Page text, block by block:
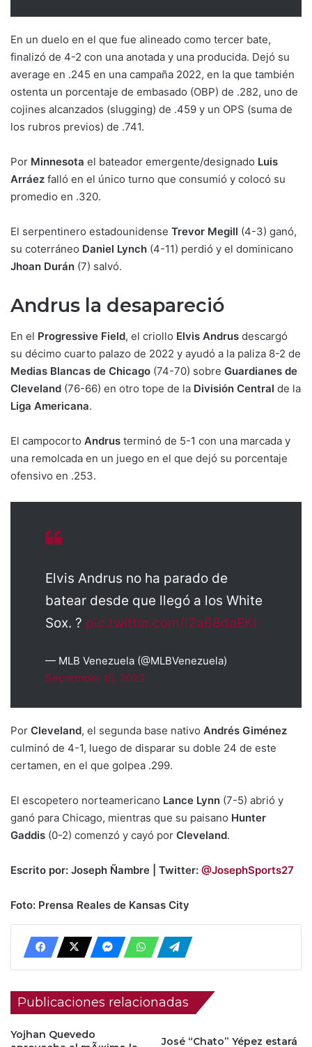
En un duelo en el que fue alineado como tercer bate,
finalizó de 4-2 con una anotada y una producida. Dejó su
average en .245 en una campaña 2022, en la que también
ostenta un porcentaje de embasado (OBP) de .282, uno de
cojines alcanzados (slugging) de .459 y un OPS (suma de
los rubros previos) de .741.
Por Minnesota el bateador emergente/designado Luis
Arráez falló en el único turno que consumió y colocó su
promedio en .320.
El serpentinero estadounidense Trevor Megill (4-3) ganó,
su coterráneo Daniel Lynch (4-11) perdió y el dominicano
Jhoan Durán (7) salvó.
Andrus la desapareció
En el Progressive Field, el criollo Elvis Andrus descargó
su décimo cuarto palazo de 2022 y ayudó a la paliza 8-2 de
Medias Blancas de Chicago (74-70) sobre Guardianes de
Cleveland (76-66) en otro tope de la División Central de la
Liga Americana.
El campocorto Andrus terminó de 5-1 con una marcada y
una remolcada en un juego en el que dejó su porcentaje
ofensivo en .253.
Elvis Andrus no ha parado de
batear desde que llegó a los White
Sox. ? pic.twitter.com/i2a68daEKI
— MLB Venezuela (@MLBVenezuela)
September 15, 2022
Por Cleveland, el segunda base nativo Andrés Giménez
culminó de 4-1, luego de disparar su doble 24 de este
certamen, en el que golpea .299.
El escopetero norteamericano Lance Lynn (7-5) abrió y
ganó para Chicago, mientras que su paisano Hunter
Gaddis (0-2) comenzó y cayó por Cleveland.
Escrito por: Joseph Ñambre | Twitter: @JosephSports27
Foto: Prensa Reales de Kansas City
Publicaciones relacionadas
Yojhan Quevedo
José “Chato” Yépez estará